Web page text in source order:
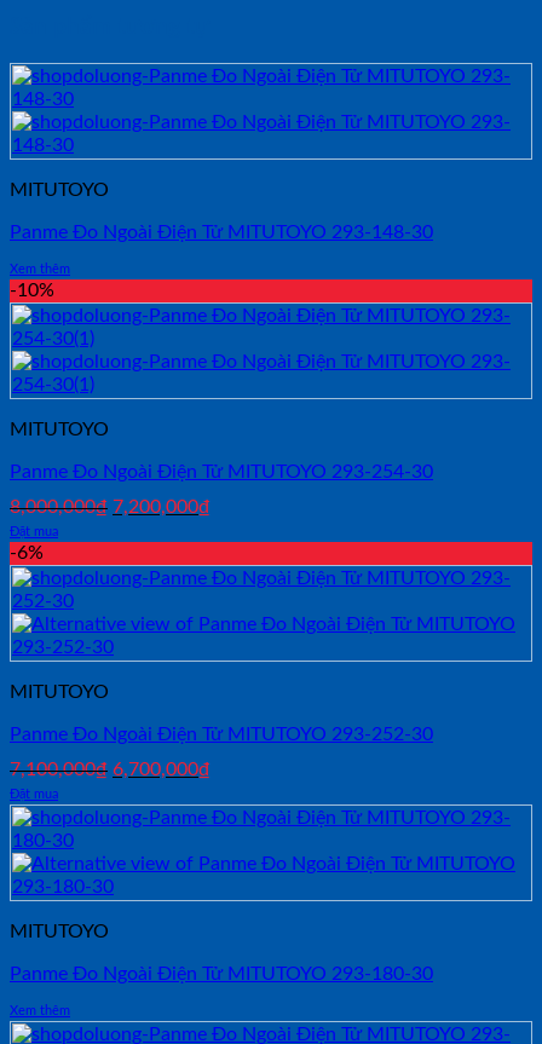
MITUTOYO
Panme Đo Ngoài Điện Tử MITUTOYO 293-148-30
Xem thêm
-10%
MITUTOYO
Panme Đo Ngoài Điện Tử MITUTOYO 293-254-30
8,000,000₫ Giá
8,000,000₫.
7,200,000₫
là:
Đặt mua
-6%
MITUTOYO
Panme Đo Ngoài Điện Tử MITUTOYO 293-252-30
7,100,000₫ Giá
là:
6,700,000₫
tại
6,700,000₫.
Đặt mua
MITUTOYO
Panme Đo Ngoài Điện Tử MITUTOYO 293-180-30
Xem thêm